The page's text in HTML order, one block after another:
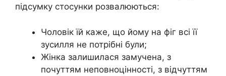
підсумку стосунки розвалюються:
Чоловік їй каже, що йому на фіг всі її
зусилля не потрібні були;
Жінка залишилася замучена, з
почуттям неповноцінності, з відчуттям